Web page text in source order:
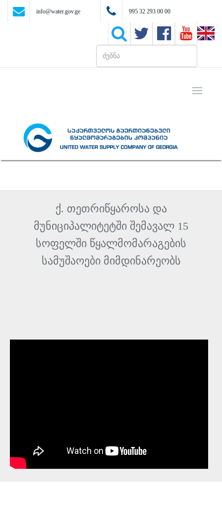
info@water.gov.ge 995 32 293 00 00
Toggle
ქ. თეთრიწყაროსა და
მუნიციპალიტეტში შემავალ 15
სოფელში წყალმომარაგების
სამუშაოები მიმდინარეობს